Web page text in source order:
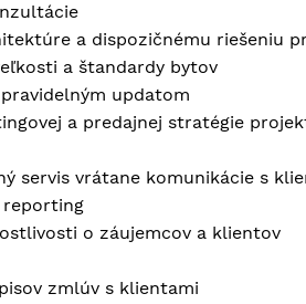
a dispozičnému riešeniu
a štandardy bytov
updatom
a predajnej stratégie
servis vrátane komunikácie s
reporting
o záujemcov a klientov
zmlúv s klientami